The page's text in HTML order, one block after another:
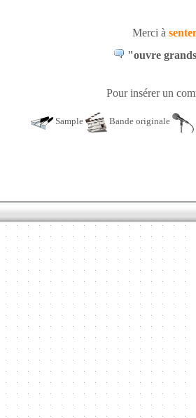
Merci à
"ouvre
Pour insérer un
Sample Bande originale